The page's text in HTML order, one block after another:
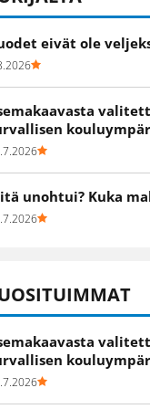
eivät ole
unohtui? Kuka